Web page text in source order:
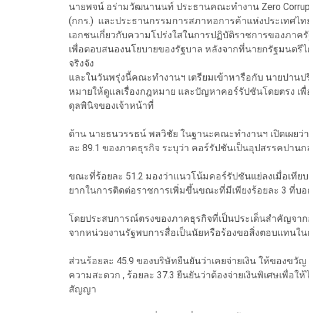
นายพจน์ อร่ามวัฒนานนท์ ประธานคณะทำงาน Zero
(กกร.) และประธานกรรมการสภาหอการค้าแห่งประเทศไทย
เอกชนเกี่ยวกับความโปร่งใสในการปฏิบัติราชการของภาค
เพื่อตอบสนองนโยบายของรัฐบาล หลังจากที่นายกรัฐมนตรี
จริงจัง
และในวันพรุ่งนี้คณะทำงานฯ เตรียมเข้าหารือกับ นายปาน
หมายให้ดูแลเรื่องกฎหมาย และปัญหาคอร์รัปชันโดยตรง
ดุลพินิจของเจ้าหน้าที่
ด้าน นายธนวรรธน์ พลวิชัย ในฐานะคณะทำงานฯ เปิดเผย
ละ 89.1 ของภาคธุรกิจ ระบุว่า คอร์รัปชันเป็นอุปสรรคปาน
ขณะที่ร้อยละ 51.2 มองว่าแนวโน้มคอร์รัปชันแย่ลงเมื่อเทีย
ยากในการติดต่อราชการเพิ่มขึ้นขณะที่มีเพียงร้อยละ 3 ที่บอ
โดยประสบการณ์ตรงของภาคธุรกิจที่เป็นประเด็นสำคัญจา
จากหน่วยงานรัฐพบการสื่อเป็นนัยหรือร้องขอสิ่งตอบแทนใ
ส่วนร้อยละ 45.9 ของบริษัทยืนยันว่าเคยจ่ายเงิน ให้ของขวั
ความสะดวก , ร้อยละ 37.3 ยืนยันว่าต้องจ่ายเงินพิเศษเพื่อ
สัญญา